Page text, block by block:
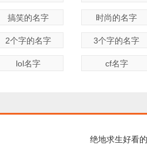
搞笑的名字 时尚的名字
2个字的名字 3个字的名字
lol名字 cf名字
绝地求生好看